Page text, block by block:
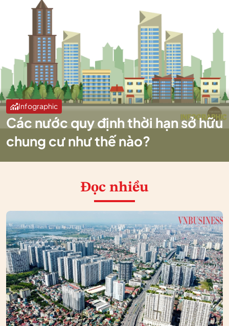
Infographic
Các nước quy định thời hạn sở hữu
chung cư như thế nào?
Đọc nhiều